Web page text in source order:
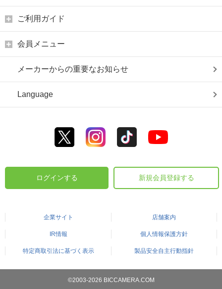
ご利用ガイド
会員メニュー
メーカーからの重要なお知らせ
Language
ログインする 新規会員登録する
企業サイト 店舗案内
IR情報 個人情報保護方針
特定商取引法に基づく表示 製品安全自主行動指針
©2003-2026 BICCAMERA.COM